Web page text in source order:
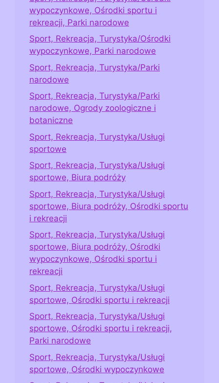
wypoczynkowe, Ośrodki sportu i
rekreacji, Parki narodowe
Sport, Rekreacja, Turystyka/Ośrodki
wypoczynkowe, Parki narodowe
Sport, Rekreacja, Turystyka/Parki
narodowe
Sport, Rekreacja, Turystyka/Parki
narodowe, Ogrody zoologiczne i
botaniczne
Sport, Rekreacja, Turystyka/Usługi
sportowe
Sport, Rekreacja, Turystyka/Usługi
sportowe, Biura podróży
Sport, Rekreacja, Turystyka/Usługi
sportowe, Biura podróży, Ośrodki sportu
i rekreacji
Sport, Rekreacja, Turystyka/Usługi
sportowe, Biura podróży, Ośrodki
wypoczynkowe, Ośrodki sportu i
rekreacji
Sport, Rekreacja, Turystyka/Usługi
sportowe, Ośrodki sportu i rekreacji
Sport, Rekreacja, Turystyka/Usługi
sportowe, Ośrodki sportu i rekreacji,
Parki narodowe
Sport, Rekreacja, Turystyka/Usługi
sportowe, Ośrodki wypoczynkowe